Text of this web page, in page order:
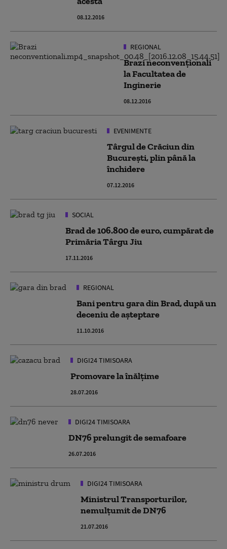
08.12.2016
REGIONAL
Brazi neconvenţionali
la Facultatea de
Inginerie
08.12.2016
EVENIMENTE
Târgul de Crăciun din
București, plin până la
închidere
07.12.2016
SOCIAL
Brad de 106.800 de euro, cumpărat de
Primăria Târgu Jiu
17.11.2016
REGIONAL
Bani pentru gara din Brad, după un
deceniu de așteptare
11.10.2016
DIGI24 TIMISOARA
Promovare la înălțime
28.07.2016
DIGI24 TIMISOARA
DN76 prelungit de semafoare
26.07.2016
DIGI24 TIMISOARA
Ministrul Transporturilor,
nemulţumit de DN76
21.07.2016